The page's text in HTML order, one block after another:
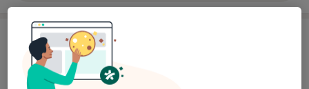
Serviços e preços
Primeira consulta Cardiologia
Detalhes